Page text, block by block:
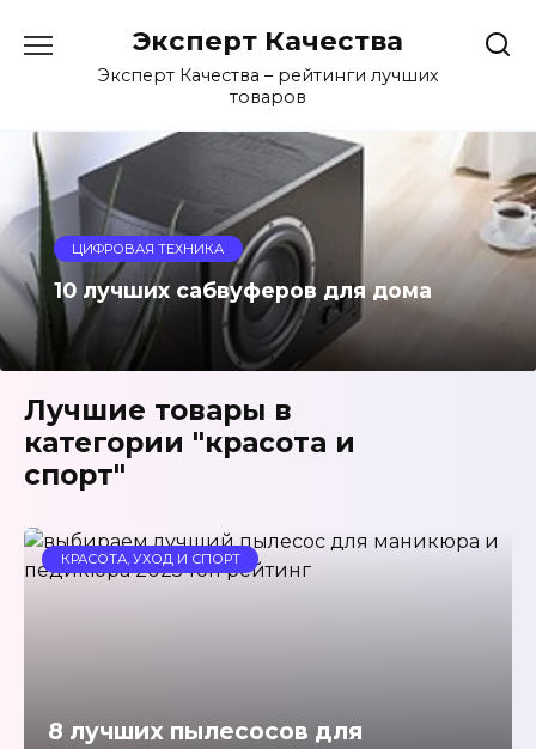
содержанию
Эксперт Качества
Эксперт Качества – рейтинги лучших
товаров
ЦИФРОВАЯ ТЕХНИКА
10 лучших сабвуферов для дома
Лучшие товары в
категории "красота и
спорт"
КРАСОТА, УХОД И СПОРТ
8 лучших пылесосов для